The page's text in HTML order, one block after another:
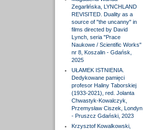
Zegarlińska, LYNCHLAND
REVISITED. Duality as a
source of "the uncanny" in
films directed by David
Lynch, seria "Prace
Naukowe / Scientific Works"
nr 8, Koszalin - Gdańsk,
2025
UŁAMEK ISTNIENIA.
Dedykowane pamięci
profesor Haliny Taborskiej
(1933-2021), red. Jolanta
Chwastyk-Kowalczyk,
Przemysław Ciszek, Londyn
- Pruszcz Gdański, 2023
Krzysztof Kowalkowski,